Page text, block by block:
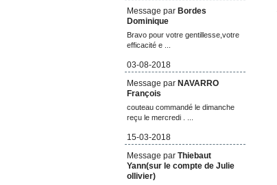
Message par Bordes
Dominique
Bravo pour votre gentillesse,votre
efficacité e ...
03-08-2018
Message par NAVARRO
François
couteau commandé le dimanche
reçu le mercredi . ...
15-03-2018
Message par Thiebaut
Yann(sur le compte de Julie
ollivier)